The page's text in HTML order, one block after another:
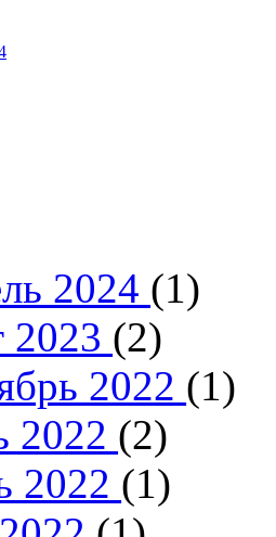
2024 (1)
(2)
2022 (1)
2022 (2)
2022 (1)